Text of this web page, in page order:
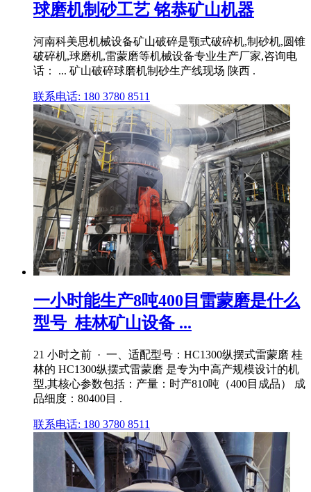
球磨机制砂工艺 铭恭矿山机器
河南科美思机械设备矿山破碎是颚式破碎机,制砂机,圆锥
破碎机,球磨机,雷蒙磨等机械设备专业生产厂家,咨询电
话： ... 矿山破碎球磨机制砂生产线现场 陕西 .
联系电话: 180 3780 8511
一小时能生产8吨400目雷蒙磨是什么
型号_桂林矿山设备 ...
21 小时之前 · 一、适配型号：HC1300纵摆式雷蒙磨 桂
林的 HC1300纵摆式雷蒙磨 是专为中高产规模设计的机
型,其核心参数包括：产量：时产810吨（400目成品） 成
品细度：80400目 .
联系电话: 180 3780 8511